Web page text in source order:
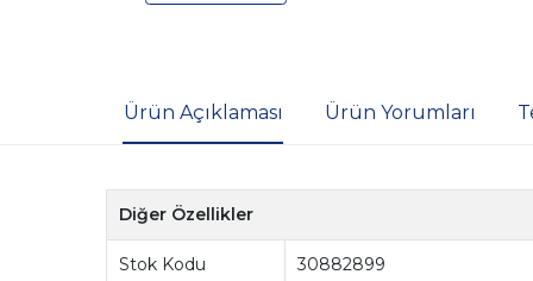
Ürün Açıklaması Ürün Yorumları
Diğer Özellikler
Stok Kodu 30882899